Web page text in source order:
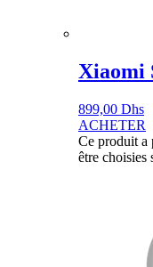
Xiaomi
899,00 Dhs
ACHETER
Ce produit a
être choisies